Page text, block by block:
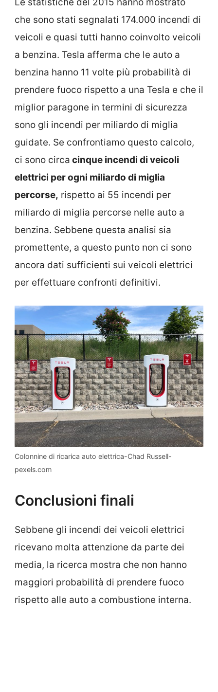
Le statistiche del 2015 hanno mostrato
che sono stati segnalati 174.000 incendi di
veicoli e quasi tutti hanno coinvolto veicoli
a benzina. Tesla afferma che le auto a
benzina hanno 11 volte più probabilità di
prendere fuoco rispetto a una Tesla e che il
miglior paragone in termini di sicurezza
sono gli incendi per miliardo di miglia
guidate. Se confrontiamo questo calcolo,
ci sono circa cinque incendi di veicoli
elettrici per ogni miliardo di miglia
percorse, rispetto ai 55 incendi per
miliardo di miglia percorse nelle auto a
benzina. Sebbene questa analisi sia
promettente, a questo punto non ci sono
ancora dati sufficienti sui veicoli elettrici
per effettuare confronti definitivi.
Colonnine di ricarica auto elettrica-Chad Russell-
pexels.com
Conclusioni finali
Sebbene gli incendi dei veicoli elettrici
ricevano molta attenzione da parte dei
media, la ricerca mostra che non hanno
maggiori probabilità di prendere fuoco
rispetto alle auto a combustione interna.